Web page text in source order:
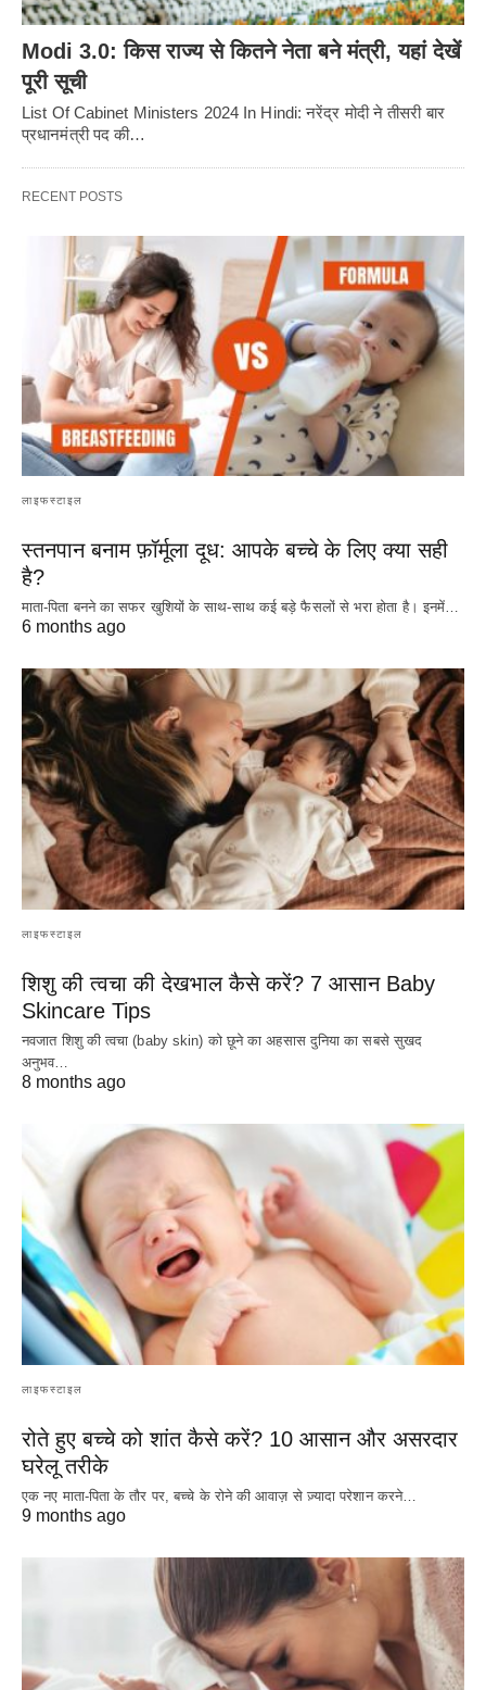
Modi 3.0: किस राज्य से कितने नेता बने मंत्री, यहां देखें
पूरी सूची
List Of Cabinet Ministers 2024 In Hindi: नरेंद्र मोदी ने तीसरी बार
प्रधानमंत्री पद की…
RECENT POSTS
लाइफस्टाइल
स्तनपान बनाम फ़ॉर्मूला दूध: आपके बच्चे के लिए क्या सही
है?
माता-पिता बनने का सफर खुशियों के साथ-साथ कई बड़े फैसलों से भरा होता है। इनमें…
6 months ago
लाइफस्टाइल
शिशु की त्वचा की देखभाल कैसे करें? 7 आसान Baby
Skincare Tips
नवजात शिशु की त्वचा (baby skin) को छूने का अहसास दुनिया का सबसे सुखद
अनुभव…
8 months ago
लाइफस्टाइल
रोते हुए बच्चे को शांत कैसे करें? 10 आसान और असरदार
घरेलू तरीके
एक नए माता-पिता के तौर पर, बच्चे के रोने की आवाज़ से ज़्यादा परेशान करने…
9 months ago